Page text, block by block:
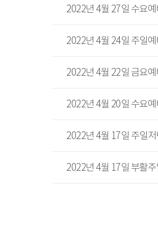
2022년 4월 27일 수요예
2022년 4월 24일 주일예
2022년 4월 22일 금요예
2022년 4월 20일 수요예
2022년 4월 17일 주일
2022년 4월 17일 부활